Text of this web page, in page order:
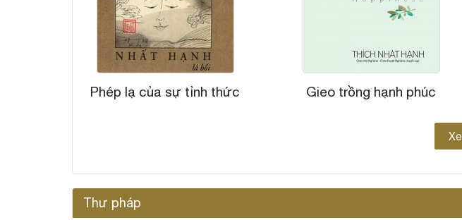
Phép lạ của sự tỉnh thức Gieo trồng hạnh phúc
Thư pháp